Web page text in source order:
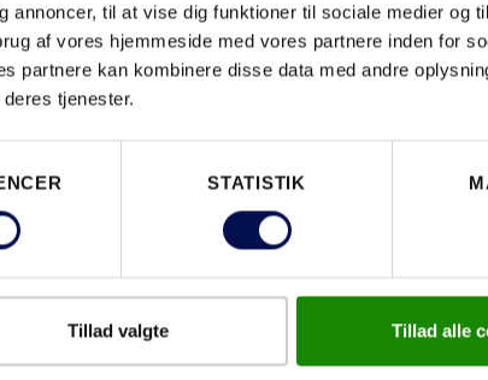
annoncer, til at vise dig funktioner til sociale medier og
af vores hjemmeside med vores partnere inden for
partnere kan kombinere disse data med andre
tjenester.
STATISTIK
Tillad valgte Tillad alle
EGENSKABER